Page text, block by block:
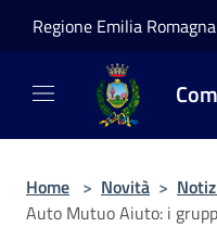
Regione Emilia Romagna
Home > Novità >
Auto Mutuo Aiuto: i